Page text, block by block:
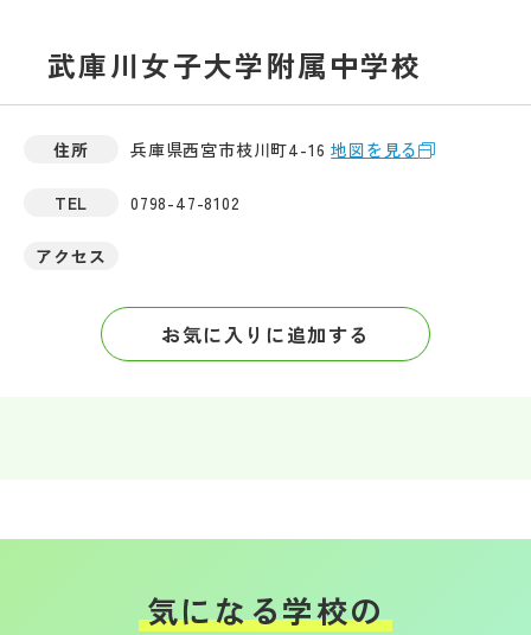
よみもの
学校からのお知らせ
学校HP最新情報
武庫川女子大学附属中学校
住所 兵庫県西宮市枝川町4-16地図を見る
TEL 0798-47-8102
アクセス
お気に入りに追加する
気になる学校の